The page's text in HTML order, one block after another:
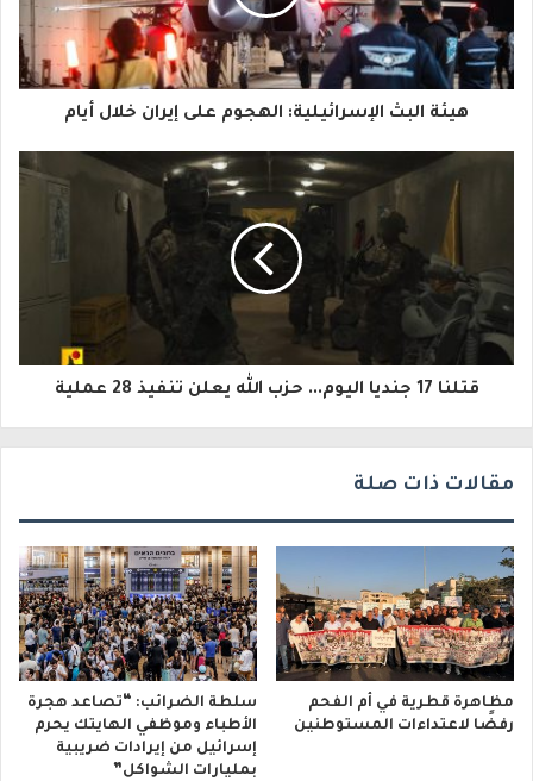
ك
ا
ت
ر
ن
هيئة البث الإسرائيلية: الهجوم على إيران خلال أيام
قتلنا 17 جنديا اليوم... حزب الله يعلن تنفيذ 28 عملية
مقالات ذات صلة
مظاهرة قطرية في أم الفحم
رفضًا لاعتداءات المستوطنين
سلطة الضرائب: “تصاعد هجرة
الأطباء وموظفي الهايتك يحرم
إسرائيل من إيرادات ضريبية
بمليارات الشواكل”